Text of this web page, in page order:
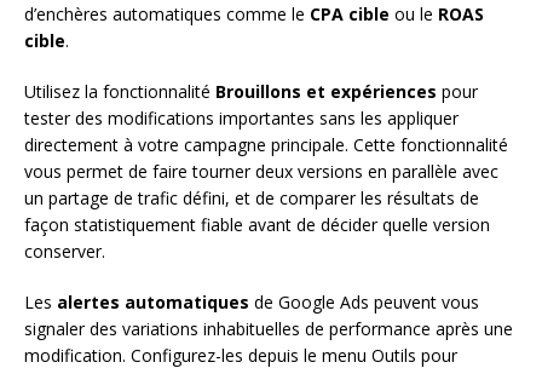
d’enchères automatiques comme le CPA cible ou le ROAS
cible.
Utilisez la fonctionnalité Brouillons et expériences pour
tester des modifications importantes sans les appliquer
directement à votre campagne principale. Cette fonctionnalité
vous permet de faire tourner deux versions en parallèle avec
un partage de trafic défini, et de comparer les résultats de
façon statistiquement fiable avant de décider quelle version
conserver.
Les alertes automatiques de Google Ads peuvent vous
signaler des variations inhabituelles de performance après une
modification. Configurez-les depuis le menu Outils pour